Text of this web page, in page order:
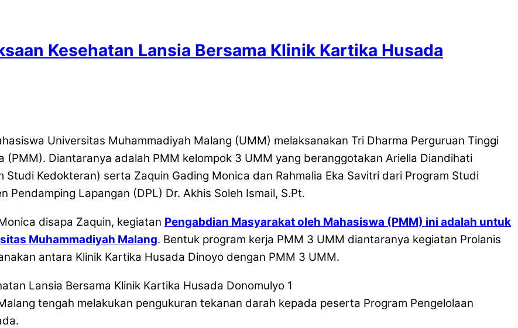
Kesehatan Lansia Bersama Klinik Kartika Husada
Universitas Muhammadiyah Malang (UMM) melaksanakan Tri Dharma Perguruan Tinggi
Diantaranya adalah PMM kelompok 3 UMM yang beranggotakan Ariella Diandihati
Studi Kedokteran) serta Zaquin Gading Monica dan Rahmalia Eka Savitri dari Program Studi
Pendamping Lapangan (DPL) Dr. Akhis Soleh Ismail, S.Pt.
disapa Zaquin, kegiatan Pengabdian Masyarakat oleh Mahasiswa (PMM) ini adalah untuk
Muhammadiyah Malang. Bentuk program kerja PMM 3 UMM diantaranya kegiatan Prolanis
antara Klinik Kartika Husada Dinoyo dengan PMM 3 UMM.
tengah melakukan pengukuran tekanan darah kepada peserta Program Pengelolaan